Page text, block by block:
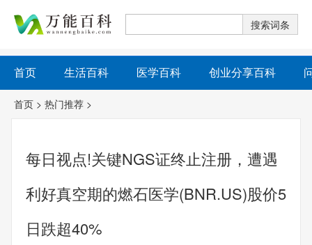
首页 生活百科 医学百科 创业分享百科
首页 > 热门推荐 >
每日视点!关键NGS证终止注册，遭遇
利好真空期的燃石医学(BNR.US)股价5
日跌超40%